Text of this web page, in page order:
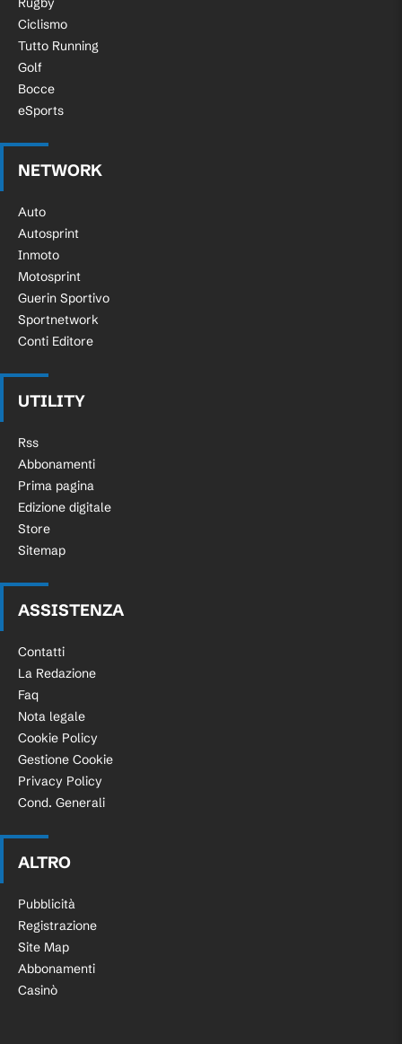
Ciclismo
Tutto Running
Golf
Bocce
eSports
NETWORK
Auto
Autosprint
Inmoto
Motosprint
Guerin Sportivo
Sportnetwork
Conti Editore
UTILITY
Rss
Abbonamenti
Prima pagina
Edizione digitale
Store
Sitemap
ASSISTENZA
Contatti
La Redazione
Faq
Nota legale
Cookie Policy
Gestione Cookie
Privacy Policy
Cond. Generali
ALTRO
Pubblicità
Registrazione
Site Map
Abbonamenti
Casinò